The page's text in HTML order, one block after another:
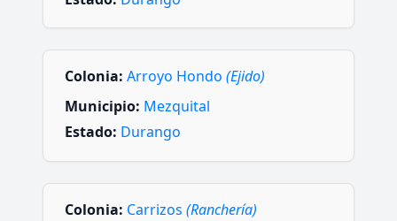
Colonia: Arroyo Hondo (Ejido)
Municipio: Mezquital
Estado: Durango
Colonia: Carrizos (Ranchería)